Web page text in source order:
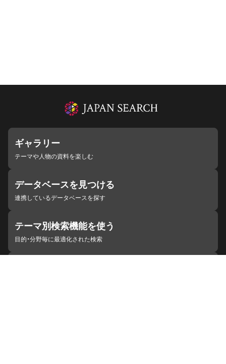
ギャラリー
テーマや人物の資料を楽しむ
データベースを見つける
連携しているデータベースを探す
テーマ別検索機能を使う
目的・分野毎に最適化された検索